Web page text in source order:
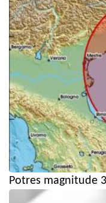
Potres magnitude